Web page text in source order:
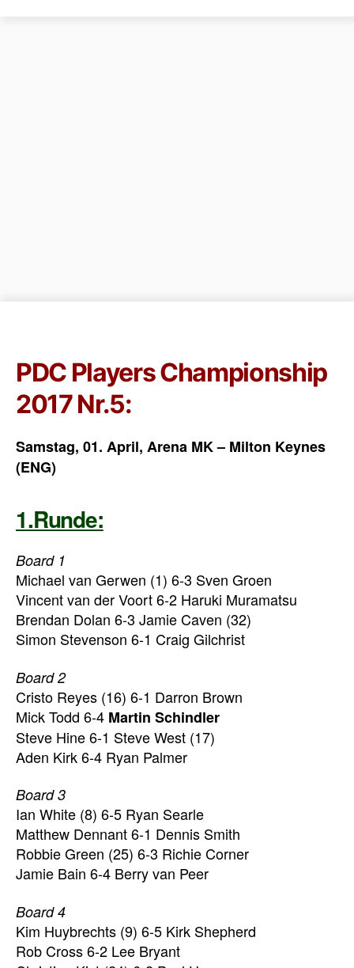
PDC Players Championship
2017 Nr.5:
Samstag, 01. April, Arena MK – Milton Keynes
(ENG)
1.Runde:
Board 1
Michael van Gerwen (1) 6-3 Sven Groen
Vincent van der Voort 6-2 Haruki Muramatsu
Brendan Dolan 6-3 Jamie Caven (32)
Simon Stevenson 6-1 Craig Gilchrist
Board 2
Cristo Reyes (16) 6-1 Darron Brown
Mick Todd 6-4 Martin Schindler
Steve Hine 6-1 Steve West (17)
Aden Kirk 6-4 Ryan Palmer
Board 3
Ian White (8) 6-5 Ryan Searle
Matthew Dennant 6-1 Dennis Smith
Robbie Green (25) 6-3 Richie Corner
Jamie Bain 6-4 Berry van Peer
Board 4
Kim Huybrechts (9) 6-5 Kirk Shepherd
Rob Cross 6-2 Lee Bryant